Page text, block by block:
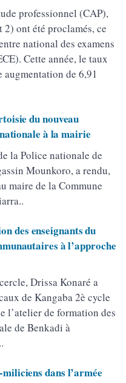
professionnel (CAP),
ont été proclamés, ce
national des examens
Cette année, le taux
de 6,91
du nouveau
à la mairie
la Police nationale de
Mounkoro, a rendu,
maire de la Commune
des enseignants du
à l’approche
Drissa Konaré a
de Kangaba 2è cycle
l’atelier de formation des
de Benkadi à
dans l’armée